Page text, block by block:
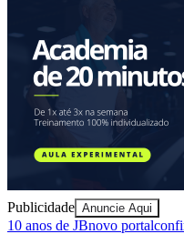
Juventude
Publicidade Anuncie Aqui
10 anos de JBnovo portal